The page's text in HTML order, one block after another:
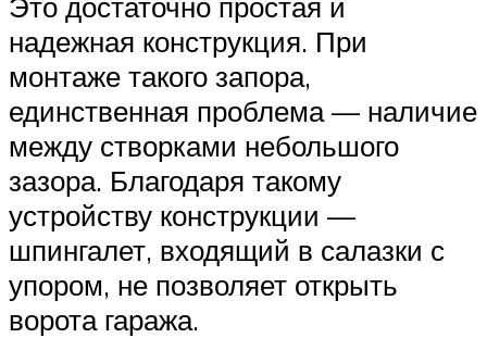
надежная конструкция. При
монтаже такого запора,
единственная проблема — наличие
между створками небольшого
зазора. Благодаря такому
устройству конструкции —
шпингалет, входящий в салазки с
упором, не позволяет открыть
ворота гаража.